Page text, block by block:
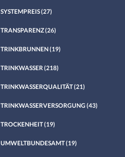
SYSTEMPREIS(27)
TRANSPARENZ(26)
TRINKBRUNNEN(19)
TRINKWASSER (218)
TRINKWASSERQUALITÄT(21)
TRINKWASSERVERSORGUNG (43)
TROCKENHEIT(19)
UMWELTBUNDESAMT(19)